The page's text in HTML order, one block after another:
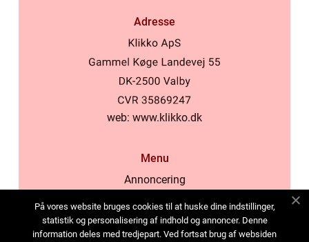
Adresse
web: www.klikko.dk
Menu
Annoncering
Cookies
Kontakt os
På vores website bruges cookies til at huske dine indstillinger,
statistik og personalisering af indhold og annoncer. Denne
information deles med tredjepart. Ved fortsat brug af websiden